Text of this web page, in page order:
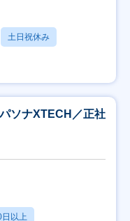
土日祝休み
ソナXTECH／正社
以上